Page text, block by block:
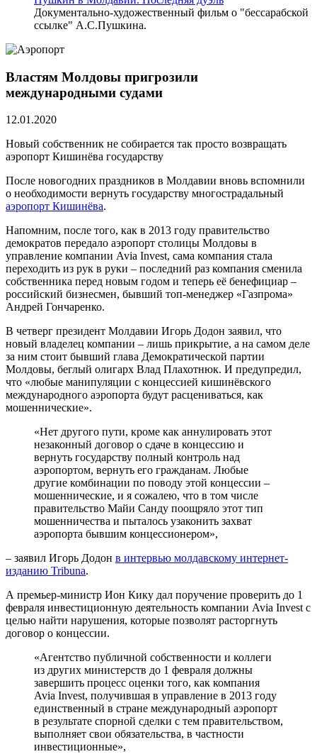
Документально-художественный фильм о "бессарабской
ссылке" А.С.Пушкина.
Властям Молдовы пригрозили
международными судами
12.01.2020
Новый собственник не собирается так просто возвращать
аэропорт Кишинёва государству
После новогодних праздников в Молдавии вновь вспомнили
о необходимости вернуть государству многострадальный
аэропорт Кишинёва.
Напомним, после того, как в 2013 году правительство
демократов передало аэропорт столицы Молдовы в
управление компании Avia Invest, сама компания стала
переходить из рук в руки – последний раз компания сменила
собственника перед новым годом и теперь её бенефициар –
российский бизнесмен, бывший топ-менеджер «Газпрома»
Андрей Гончаренко.
В четверг президент Молдавии Игорь Додон заявил, что
новый владелец компании – лишь прикрытие, а на самом деле
за ним стоит бывший глава Демократической партии
Молдовы, беглый олигарх Влад Плахотнюк. И предупредил,
что «любые манипуляции с концессией кишинёвского
международного аэропорта будут расцениваться, как
мошеннические».
«Нет другого пути, кроме как аннулировать этот
незаконный договор о сдаче в концессию и
вернуть государству полный контроль над
аэропортом, вернуть его гражданам. Любые
другие комбинации по поводу этой концессии –
мошеннические, и я сожалею, что в том числе
правительство Майи Санду поощряло этот тип
мошенничества и пыталось узаконить захват
аэропорта бывшим концессионером»,
– заявил Игорь Додон в интервью молдавскому интернет-
изданию Tribuna.
А премьер-министр Ион Кику дал поручение проверить до 1
февраля инвестиционную деятельность компании Avia Invest с
целью найти нарушения, которые позволят расторгнуть
договор о концессии.
«Агентство публичной собственности и коллеги
из других министерств до 1 февраля должны
завершить процесс оценки того, как компания
Avia Invest, получившая в управление в 2013 году
единственный в стране международный аэропорт
в результате спорной сделки с тем правительством,
выполняет свои обязательства, в частности
инвестиционные»,